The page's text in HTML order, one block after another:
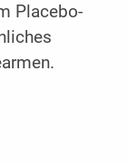
Placebo-